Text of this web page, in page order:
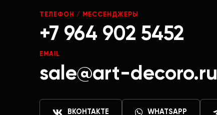
ТЕЛЕФОН / МЕССЕНДЖЕРЫ
+7 964 902 5452
EMAIL
sale@art-decoro.ru
ВКОНТАКТЕ WHATSAPP